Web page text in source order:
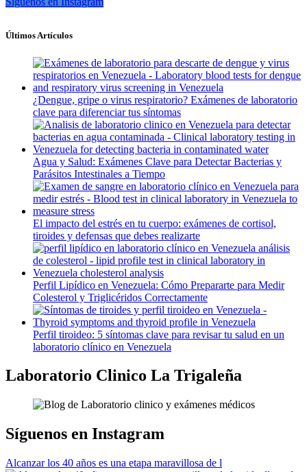
Últimos Artículos
¿Dengue, gripe o virus respiratorio? Exámenes de laboratorio
clave para diferenciar tus síntomas
Agua y Salud: Exámenes Clave para Detectar Bacterias y
Parásitos Intestinales a Tiempo
El impacto del estrés en tu cuerpo: exámenes de cortisol,
tiroides y defensas que debes realizarte
Perfil Lipídico en Venezuela: Cómo Prepararte para Medir
Colesterol y Triglicéridos Correctamente
Perfil tiroideo: 5 síntomas clave para revisar tu salud en un
laboratorio clínico en Venezuela
Laboratorio Clinico La Trigaleña
Síguenos en Instagram
Alcanzar los 40 años es una etapa maravillosa de l